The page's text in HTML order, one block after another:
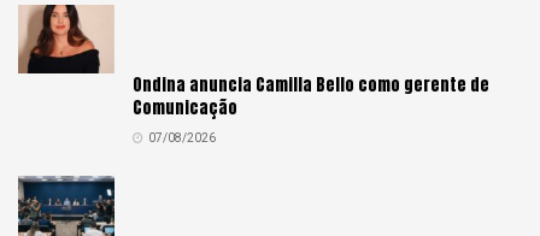
Ondina anuncia Camilla Bello como gerente de
Comunicação
07/08/2026